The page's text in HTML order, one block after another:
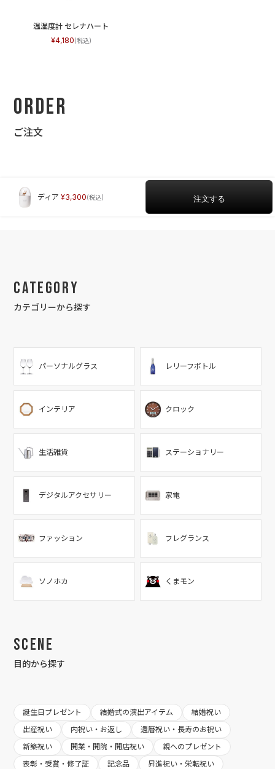
温湿度計 セレナハート
4,180
Order
ご注文
ディア 3,300
Category
カテゴリーから探す
パーソナルグラス レリーフボトル
インテリア クロック
生活雑貨 ステーショナリー
デジタルアクセサリー 家電
ファッション フレグランス
ソノホカ くまモン
Scene
目的から探す
誕生日プレゼント 結婚式の演出アイテム
結婚祝い
出産祝い
内祝い・お返し
還暦祝い・長寿のお祝い
新築祝い
開業・開院・開店祝い
親へのプレゼント
表彰・受賞・修了証
記念品
昇進祝い・栄転祝い